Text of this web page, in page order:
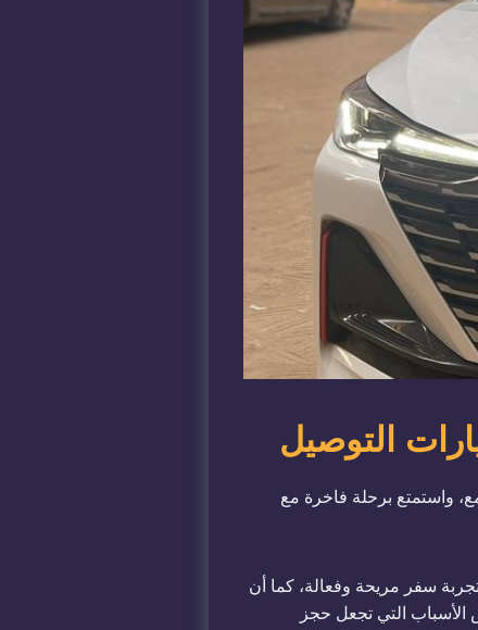
للشيخ زايد والتجمع، واستمتع برحلة فاخرة مع
سفر مريحة وفعالة، كما أن
التي تجعل حجز